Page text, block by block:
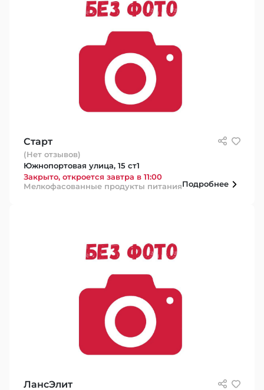
Старт
(Нет отзывов)
Южнопортовая улица, 15 ст1
Закрыто, откроется завтра в 11:00
Мелкофасованные продукты питанияПодробнее
ЛансЭлит